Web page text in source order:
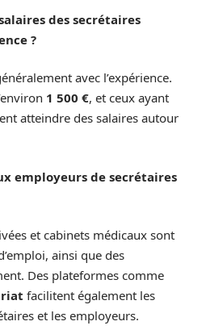
des secrétaires
?
avec l’expérience.
1 500 €, et ceux ayant
atteindre des salaires autour
employeurs de secrétaires
et cabinets médicaux sont
ainsi que des
Des plateformes comme
facilitent également les
et les employeurs.